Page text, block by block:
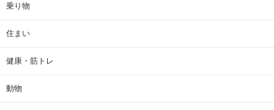
乗り物
住まい
健康・筋トレ
動物